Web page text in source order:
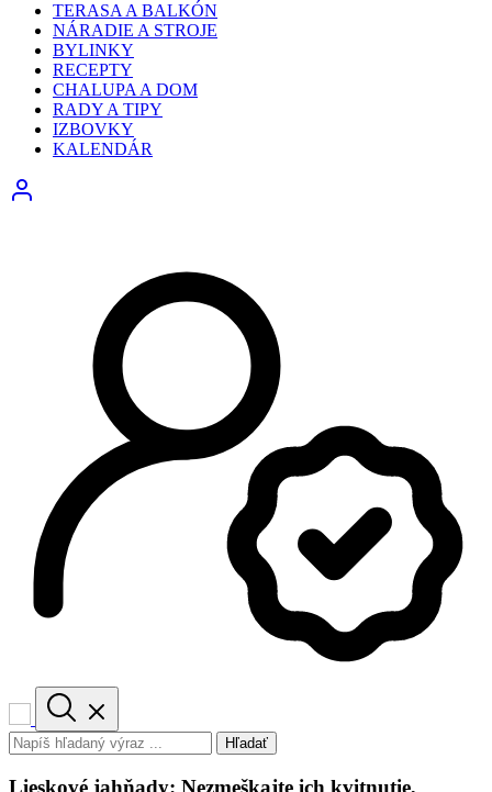
TERASA A BALKÓN
NÁRADIE A STROJE
BYLINKY
RECEPTY
CHALUPA A DOM
RADY A TIPY
IZBOVKY
KALENDÁR
Hľadať
Lieskové jahňady: Nezmeškajte ich kvitnutie,